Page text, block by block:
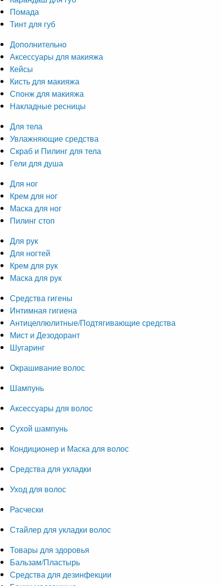
Помада
Тинт для губ
Дополнительно
Аксессуары для макияжа
Кейсы
Кисть для макияжа
Спонж для макияжа
Накладные ресницы
Для тела
Увлажняющие средства
Скраб и Пилинг для тела
Гели для душа
Для ног
Крем для ног
Маска для ног
Пилинг стоп
Для рук
Для ногтей
Крем для рук
Маска для рук
Средства гигены
Интимная гигиена
Антицеллюлитные/Подтягивающие средства
Мист и Дезодорант
Шугаринг
Окрашивание волос
Шампунь
Аксессуары для волос
Сухой шампунь
Кондиционер и Маска для волос
Средства для укладки
Уход для волос
Расчески
Стайлер для укладки волос
Товары для здоровья
Бальзам/Пластырь
Средства для дезинфекции